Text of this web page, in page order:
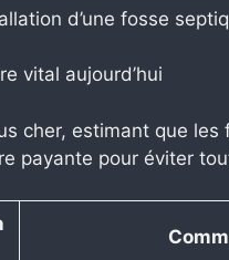
d’une fosse
vital aujourd’hui
cher, estimant que
payante pour éviter